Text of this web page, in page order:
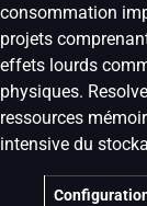
consommation
projets
effets lourds
physiques.
ressources
intensive du